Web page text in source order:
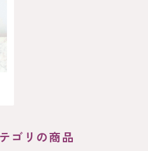
ゴリの商品